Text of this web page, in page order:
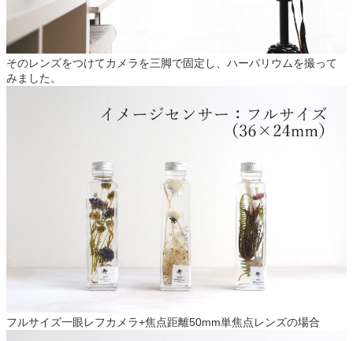
そのレンズをつけてカメラを三脚で固定し、ハーバリウムを撮って
みました。
フルサイズ一眼レフカメラ+焦点距離50mm単焦点レンズの場合